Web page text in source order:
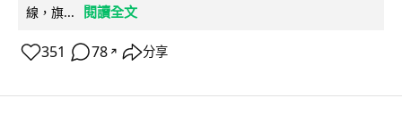
線，旗...
閱讀全文
351 78 ↗ 分享